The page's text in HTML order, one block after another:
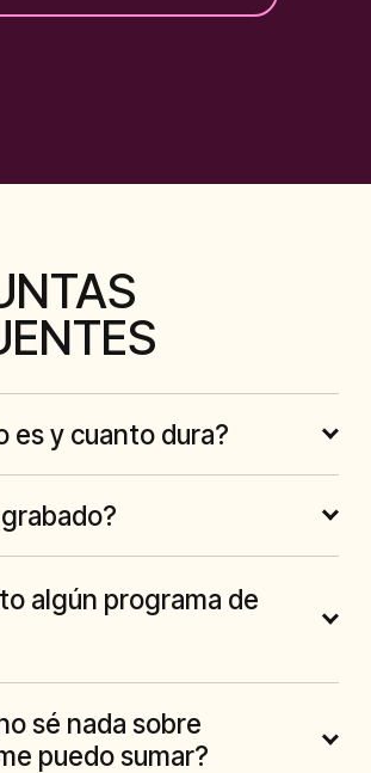
es y cuanto dura?
algún programa de
sé nada sobre
puedo sumar?